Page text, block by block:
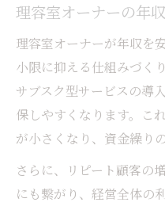
理容室オーナーの年
理容室オーナーが年収を
小限に抑える仕組みづく
サブスク型サービスの導
保しやすくなります。こ
が小さくなり、資金繰り
さらに、リピート顧客の
にも繋がり、経営全体の